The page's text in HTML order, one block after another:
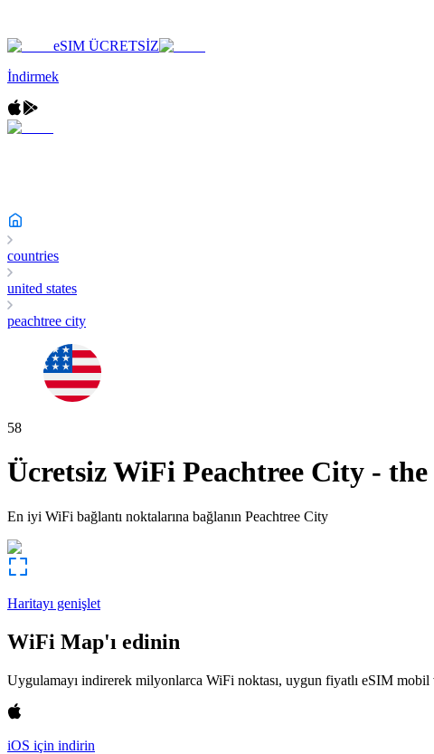
eSIM ÜCRETSİZ
İndirmek
countries
united states
peachtree city
58
Ücretsiz WiFi Peachtree City - the
En iyi WiFi bağlantı noktalarına bağlanın Peachtree City
Haritayı genişlet
WiFi Map'ı edinin
Uygulamayı indirerek milyonlarca WiFi noktası, uygun fiyatlı eSIM
iOS için indirin